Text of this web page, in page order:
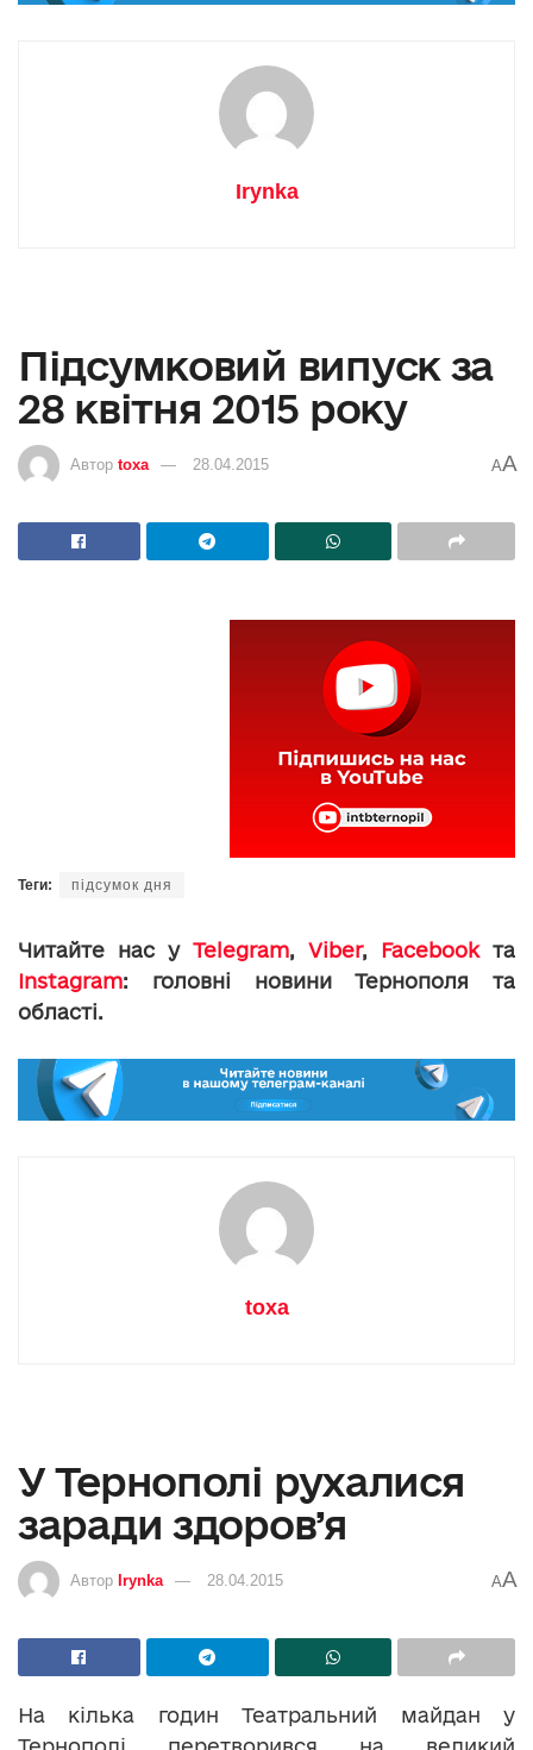
Irynka
Підсумковий випуск за
28 квітня 2015 року
Автор toxa 28.04.2015 AA
Теги: підсумок дня
Читайте нас у Telegram, Viber, Facebookта
Instagram: головні новини Тернополя та
області.
toxa
У Тернополі рухалися
заради здоров’я
Автор Irynka 28.04.2015 AA
На кілька годин Театральний майдан у
Тернополі перетворився на великий